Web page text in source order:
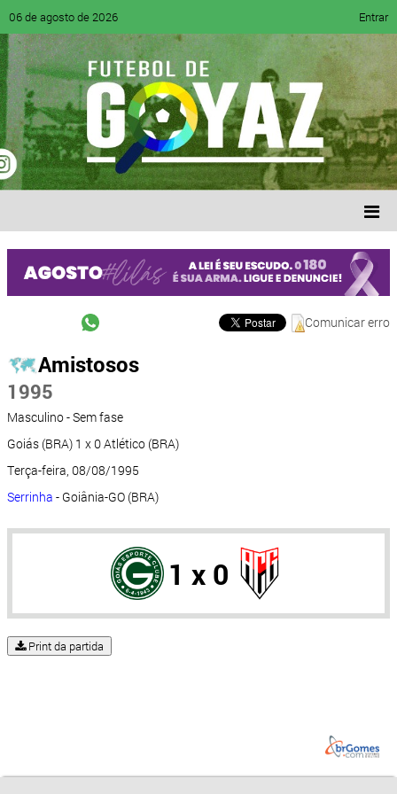
06 de agosto de 2026 Entrar
Comunicar erro
Amistosos
1995
Masculino - Sem fase
Goiás (BRA) 1 x 0 Atlético (BRA)
Terça-feira, 08/08/1995
Serrinha - Goiânia-GO (BRA)
1 x 0
Print da partida